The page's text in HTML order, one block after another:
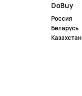
DoBuy
Россия
Беларусь
Казахстан